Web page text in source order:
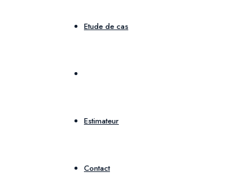
Etude de cas
Estimateur
Contact